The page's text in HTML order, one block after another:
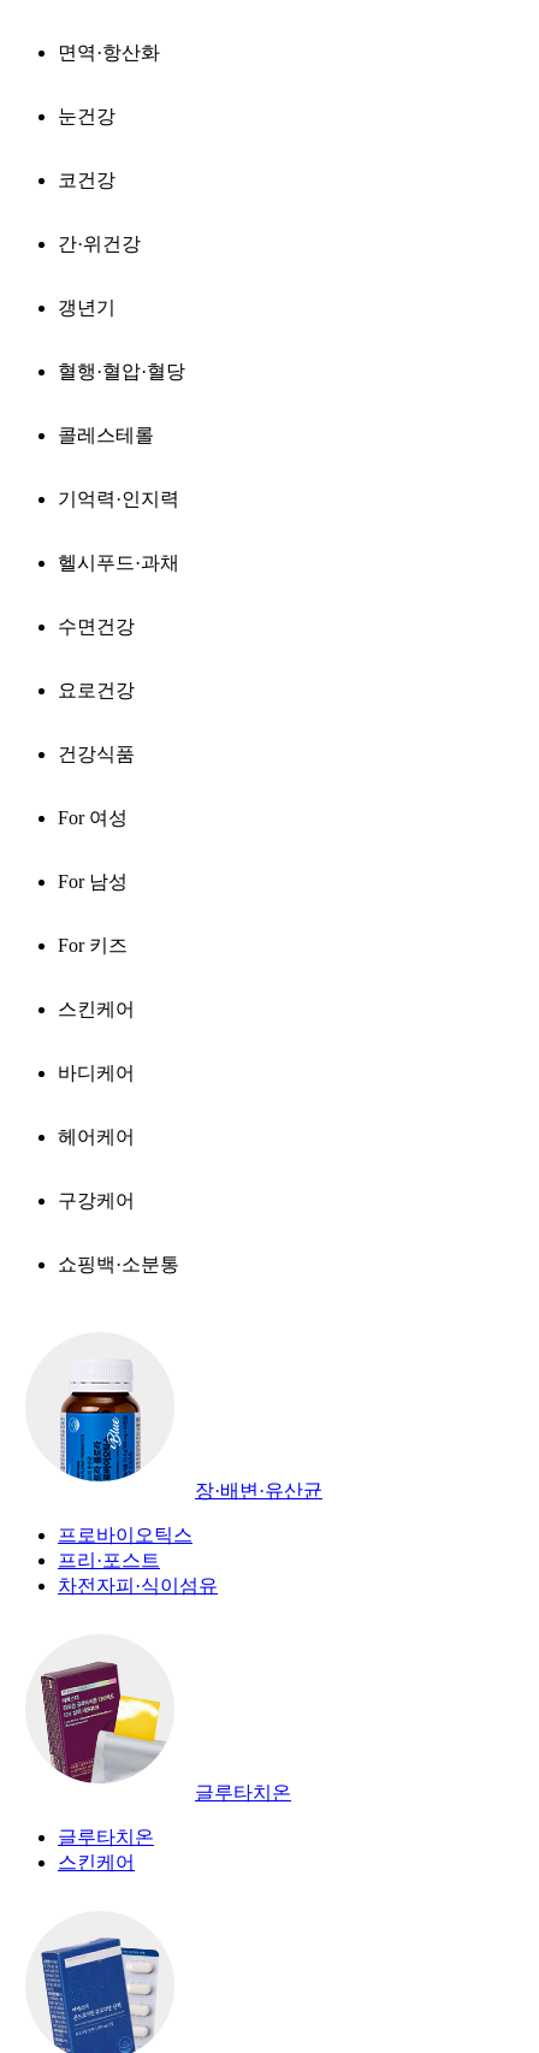
면역·항산화
눈건강
코건강
간·위건강
갱년기
혈행·혈압·혈당
콜레스테롤
기억력·인지력
헬시푸드·과채
수면건강
요로건강
건강식품
For 여성
For 남성
For 키즈
스킨케어
바디케어
헤어케어
구강케어
쇼핑백·소분통
장·배변·유산균
프로바이오틱스
프리·포스트
차전자피·식이섬유
글루타치온
글루타치온
스킨케어